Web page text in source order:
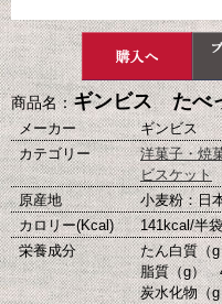
商品名：ギンビス たべ
メーカー
ギンビス
カテゴリー
洋菓子・焼
ビスケット
原産地
小麦粉：日
カロリー(Kcal)
141kcal/半
栄養成分
たん白質（
脂質（g）
炭水化物（